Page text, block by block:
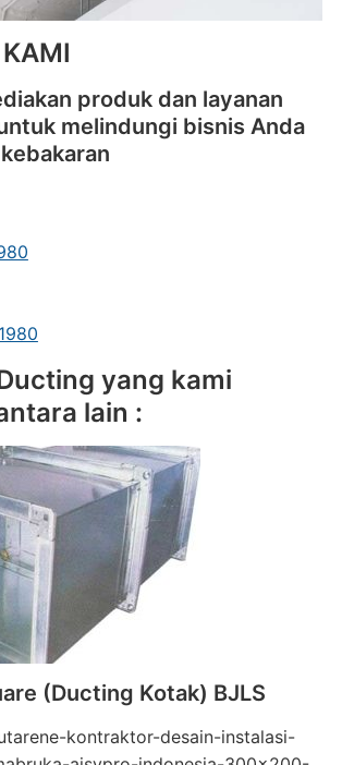
produk dan layanan
melindungi bisnis Anda
yang kami
lain :
(Ducting Kotak) BJLS